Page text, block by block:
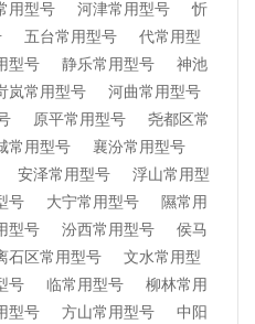
用型号 河津常用型号
忻
五台常用型号
代常用型
型号 静乐常用型号
神池
岚常用型号
河曲常用型号
原平常用型号
尧都区常
常用型号
襄汾常用型号
安泽常用型号
浮山常用型
号 大宁常用型号
隰常用
型号 汾西常用型号
侯马
石区常用型号
文水常用型
号 临常用型号
柳林常用
型号 方山常用型号
中阳